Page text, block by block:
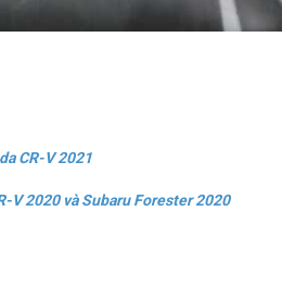
CR-V 2021
V 2020 và Subaru Forester 2020